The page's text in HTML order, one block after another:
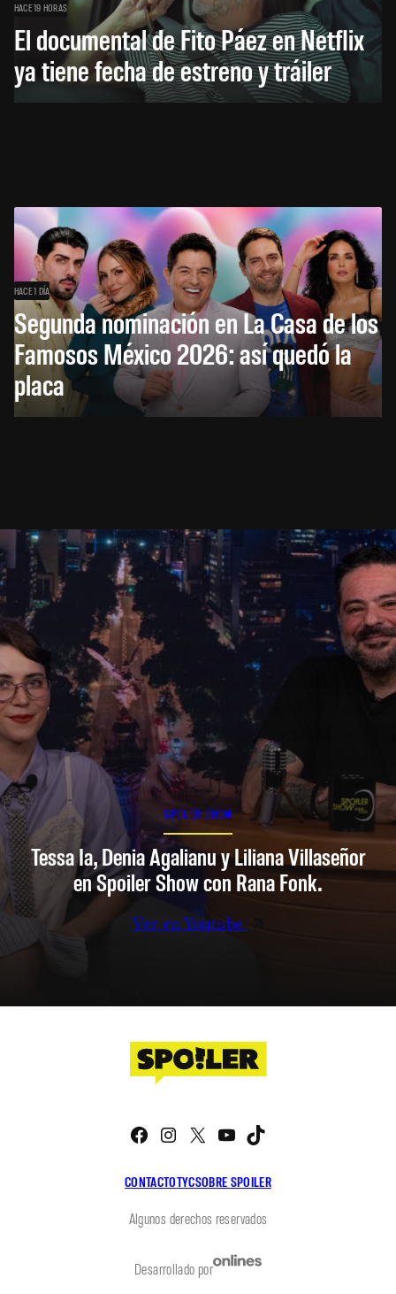
HACE 19 HORAS
El documental de Fito Páez en Netflix
ya tiene fecha de estreno y tráiler
HACE 1 DÍA
Segunda nominación en La Casa de los
Famosos México 2026: así quedó la
placa
SPOILER SHOW
Tessa Ia, Denia Agalianu y Liliana Villaseñor
en Spoiler Show con Rana Fonk.
Ver en Youtube
CONTACTOTYCSOBRE SPOILER
Facebook
Instagram
X YouTube
Algunos derechos reservados
Desarrollado por